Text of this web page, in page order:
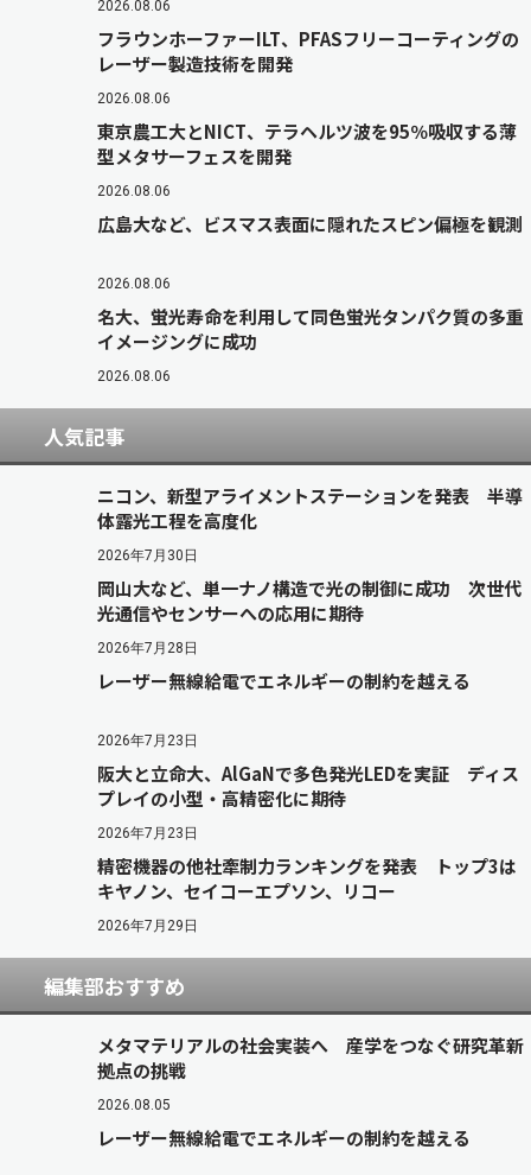
2026.08.06
フラウンホーファーILT、PFASフリーコーティングの
レーザー製造技術を開発
2026.08.06
東京農工大とNICT、テラヘルツ波を95％吸収する薄
型メタサーフェスを開発
2026.08.06
広島大など、ビスマス表面に隠れたスピン偏極を観測
2026.08.06
名大、蛍光寿命を利用して同色蛍光タンパク質の多重
イメージングに成功
2026.08.06
人気記事
ニコン、新型アライメントステーションを発表 半導
体露光工程を高度化
2026年7月30日
岡山大など、単一ナノ構造で光の制御に成功 次世代
光通信やセンサーへの応用に期待
2026年7月28日
レーザー無線給電でエネルギーの制約を越える
2026年7月23日
阪大と立命大、AlGaNで多色発光LEDを実証 ディス
プレイの小型・高精密化に期待
2026年7月23日
精密機器の他社牽制力ランキングを発表 トップ3は
キヤノン、セイコーエプソン、リコー
2026年7月29日
編集部おすすめ
メタマテリアルの社会実装へ 産学をつなぐ研究革新
拠点の挑戦
2026.08.05
レーザー無線給電でエネルギーの制約を越える